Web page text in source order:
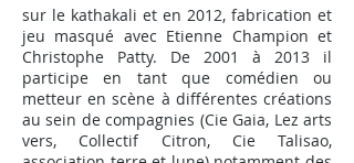
sur le kathakali et en 2012, fabrication et
jeu masqué avec Etienne Champion et
Christophe Patty. De 2001 à 2013 il
participe en tant que comédien ou
metteur en scène à différentes créations
au sein de compagnies (Cie Gaia, Lez arts
vers, Collectif Citron, Cie Talisao,